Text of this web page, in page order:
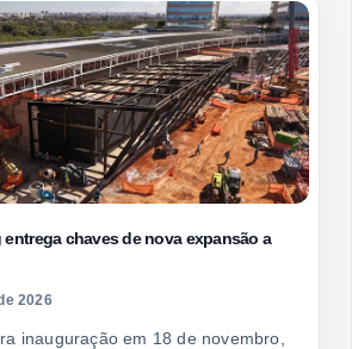
entrega chaves de nova expansão a
2026
inauguração em 18 de novembro,